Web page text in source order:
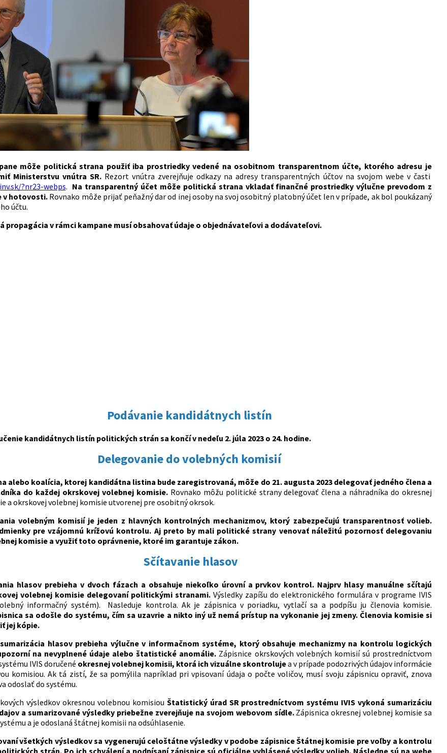
môže politická strana použiť iba prostriedky vedené na osobitnom transparentnom účte, ktorého adresu je
Ministerstvu vnútra SR. Rezort vnútra zverejňuje odkazy na adresy transparentných účtov na svojom webe v časti
?nr23-webps. Na transparentný účet môže politická strana vkladať finančné prostriedky výlučne prevodom z
v hotovosti.Rovnako môže prijať peňažný dar od inej osoby na svoj osobitný platobný účet len v prípade, ak bol poukázaný
účtu.
propagácia v rámci kampane musí obsahovať údaje o objednávateľovi a dodávateľovi.
Podávanie kandidátnych listín
kandidátnych listín politických strán sa končí v nedeľu 2. júla 2023 o 24. hodine.
Delegovanie do volebných komisií
alebo koalícia, ktorej kandidátna listina bude zaregistrovaná, môže do 21. augusta 2023 delegovať jedného člena a
do každej okrskovej volebnej komisie. Rovnako môžu politické strany delegovať člena a náhradníka do okresnej
a okrskovej volebnej komisie utvorenej pre osobitný okrsok.
volebným komisií je jeden z hlavných kontrolných mechanizmov, ktorý zabezpečujú transparentnosť volieb.
pre vzájomnú krížovú kontrolu. Aj preto by mali politické strany venovať náležitú pozornosť delegovaniu
komisie a využiť toto oprávnenie, ktoré im garantuje zákon.
Sčítavanie hlasov
hlasov prebieha v dvoch fázach a obsahuje niekoľko úrovní a prvkov kontrol. Najprv hlasy manuálne sčítajú
volebnej komisie delegovaní politickými stranami.Výsledky zapíšu do elektronického formulára v programe IVIS
informačný systém). Nasleduje kontrola. Ak je zápisnica v poriadku, vytlačí sa a podpíšu ju členovia komisie.
sa odošle do systému, čím sa uzavrie a nikto iný už nemá prístup na vykonanie jej zmeny. Členovia komisie si
jej kópie.
hlasov prebieha výlučne v informačnom systéme, ktorý obsahuje mechanizmy na kontrolu logických
na nevyplnené údaje alebo štatistické anomálie. Zápisnice okrskových volebných komisií sú prostredníctvom
IVIS doručené okresnej volebnej komisii, ktorá ich vizuálne skontrolujea v prípade podozrivých údajov informácie
komisiou. Ak tá zistí, že sa pomýlila napríklad pri vpisovaní údaja o počte voličov, musí svoju zápisnicu opraviť, znova
odoslať do systému.
výsledkov okresnou volebnou komisiou Štatistický úrad SR prostredníctvom systému IVIS vykoná sumarizáciu
a sumarizované výsledky priebežne zverejňuje na svojom webovom sídle. Zápisnica okresnej volebnej komisie sa
a je odoslaná štátnej komisii na odsúhlasenie.
všetkých výsledkov sa vygenerujú celoštátne výsledky v podobe zápisnice Štátnej komisie pre voľby a kontrolu
strán. Po ich schválení a podpísaní zápisnice sú oficiálne vyhlásené výsledky volieb. Následne sú na webe